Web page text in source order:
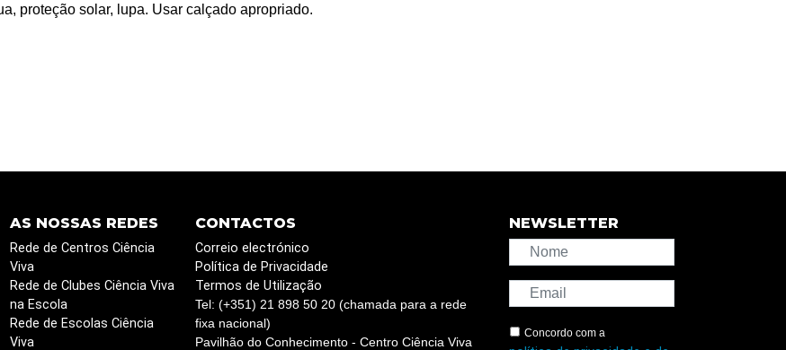
proteção solar, lupa. Usar calçado apropriado.
AS NOSSAS REDES
Rede de Centros Ciência
Viva
Rede de Clubes Ciência Viva
na Escola
Rede de Escolas Ciência
Viva
CONTACTOS
Correio electrónico
Política de Privacidade
Termos de Utilização
Tel: (+351) 21 898 50 20 (chamada para a rede
fixa nacional)
Pavilhão do Conhecimento - Centro Ciência Viva
NEWSLETTER
Concordo com a